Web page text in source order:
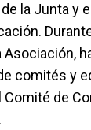
la Junta y
comités y
de